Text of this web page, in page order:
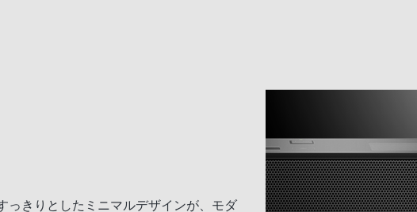
っきりとしたミニマルデザインが、モダ